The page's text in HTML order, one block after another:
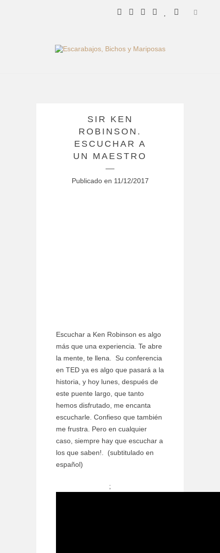
SIR KEN
ROBINSON.
ESCUCHAR A
UN MAESTRO
Publicado en 11/12/2017
Escuchar a Ken Robinson es algo
más que una experiencia. Te abre
la mente, te llena. Su conferencia
en TED ya es algo que pasará a la
historia, y hoy lunes, después de
este puente largo, que tanto
hemos disfrutado, me encanta
escucharle. Confieso que también
me frustra. Pero en cualquier
caso, siempre hay que escuchar a
los que saben!. (subtitulado en
español)
;